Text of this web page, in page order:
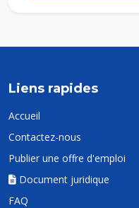
Liens rapides
Accueil
Contactez-nous
Publier une offre d'emploi
Document juridique
FAQ